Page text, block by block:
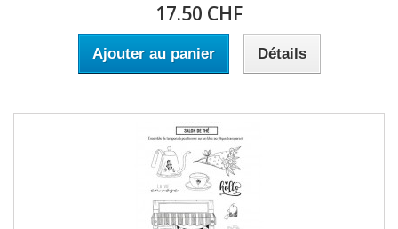
17.50 CHF
Ajouter au panier Détails